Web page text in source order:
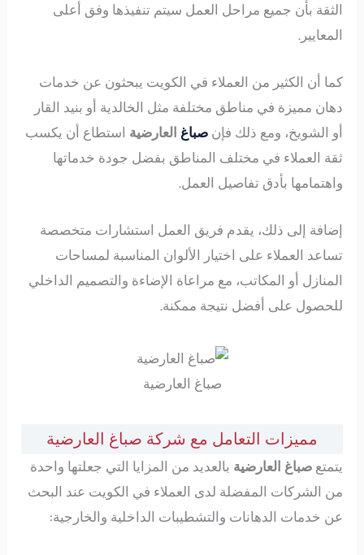
الثقة بأن جميع مراحل العمل سيتم تنفيذها وفق أعلى
المعايير.
كما أن الكثير من العملاء في الكويت يبحثون عن خدمات
دهان مميزة في مناطق مختلفة مثل الخالدية أو بنيد القار
أو الشويخ، ومع ذلك فإنصباغ العارضية استطاع أن يكسب
ثقة العملاء في مختلف المناطق بفضل جودة خدماتها
واهتمامها بأدق تفاصيل العمل.
إضافة إلى ذلك، يقدم فريق العمل استشارات متخصصة
تساعد العملاء على اختيار الألوان المناسبة لمساحات
المنازل أو المكاتب، مع مراعاة الإضاءة والتصميم الداخلي
للحصول على أفضل نتيجة ممكنة.
صباغ العارضية
مميزات التعامل مع شركة صباغ العارضية
يتمتعصباغ العارضية بالعديد من المزايا التي جعلتها واحدة
من الشركات المفضلة لدى العملاء في الكويت عند البحث
عن خدمات الدهانات والتشطيبات الداخلية والخارجية: